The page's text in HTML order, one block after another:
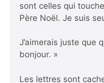
sont celles qui
Père Noël. Je suis
J’aimerais juste que
bonjour. »
Les lettres sont